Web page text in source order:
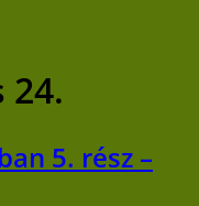
24.
5. rész –